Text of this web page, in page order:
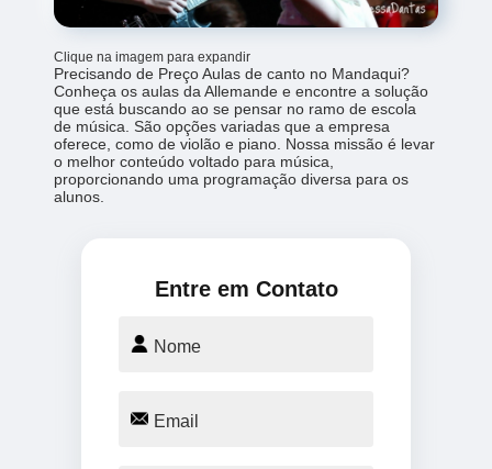
Clique na imagem para expandir
Precisando de Preço Aulas de canto no Mandaqui?
Conheça os aulas da Allemande e encontre a solução
que está buscando ao se pensar no ramo de escola
de música. São opções variadas que a empresa
oferece, como de violão e piano. Nossa missão é levar
o melhor conteúdo voltado para música,
proporcionando uma programação diversa para os
alunos.
Entre em Contato